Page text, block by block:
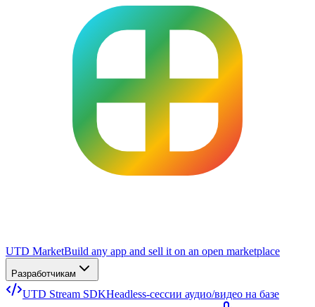
UTD MarketBuild any app and sell it on an open marketplace
Разработчикам
UTD Stream SDKHeadless-сессии аудио/видео на базе